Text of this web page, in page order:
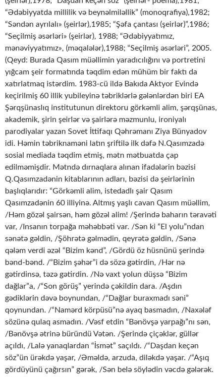
“Ədəbiyyatda millilik və beynəlmiləllik” (monoqrafiya),1982;
“Səndən ayrılalı» (şeirlər),1985; “Şəfa çantası (şeirlər)”,1986;
“Seçilmiş əsərləri» (şeirlər), 1988; “Ədəbiyyatımız,
mənəviyyatımız», (məqalələr),1988; “Seçilmiş əsərləri”, 2005.
(Qeyd: Burada Qasım müəllimin yaradıcılığını və portretini
yığcam şeir formatında təqdim edən mühüm bir faktı da
xatırlatmaq istərdim. 1983-cü ildə Bakıda Aktyor Evində
keçirilmiş 60 illik yubileyinə təbriklərlə gələnlərdən biri EA
Şərqşünaslıq institutunun direktoru görkəmli alim, şərqşünas,
akademik, şirin şeirlər və şairlərə məzmunlu, ironiyalı
parodiyalar yazan Sovet İttifaqı Qəhrəmanı Ziya Bünyadov
idi. Həmin təbriknaməni latın şriftilə ilk dəfə N.Qasımzadə
sosial mediada təqdim etmiş, mətn mətbuatda çap
edilməmişdir. Mətndə dırnaqlara alınan ifadələrin bəzisi
Q.Qasımzadənin kitablarının adları, bəzisi də şeirlərinin
başlıqlarıdır: “Görkəmli alim, istedadlı şair Qasım
Qasımzadənin 60 illiyinə. Altmış yaşlı cavan Qasım müəllim,
/Həm gözəl şairsən, həm gözəl alim! /Şerində baharın təravəti
var, /Insanın torpağa məhəbbəti var. /Sən ki “El yolu”ndan
sənətə gəldin, /Şöhrətə gəlmədin, qeyrətə gəldin, /Sənə
qələm verdi əzəl “Bizim kənd”, /Gördü öz hüsnünü şerində
bənd-bənd. /“Bizim şəhər”i də sözə gətirdin, /Hər nə
gətirdinsə, təzə gətirdin. /Nə vaxt yolun düşsə “Bizim
dağlar”a, /“Son görüş” yerində çəkildin dara. /Aşdın
gədiklərin dəvə boynundan, /“Dağlar buraxmadı səni”
qoynundan. /“Namərd körpüsü”nə ayaq basmadın, /Naxələf
sözünə qulaq asmadın. /Vəsf etdin “Bənövşə yarpağı”nı sən,
/Bənövşə ətrinə büründü Vətən. /Şerində çiçəklər, güllər
açıldı, /Lalə yanaqlardan “İsmət” saçıldı. /“Daşdan keçən
söz”ün ürəkdə yaşar, /Əməldə, arzuda, diləkdə yaşar. /“Aşıq
gördüyünü çağırsın” gərək, /Sən belə söylədin vəcdə gələrək.